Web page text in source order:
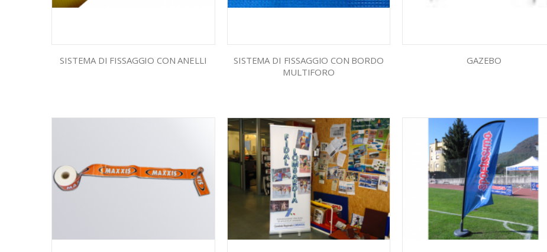
SISTEMA DI FISSAGGIO CON ANELLI
SISTEMA DI FISSAGGIO CON BORDO
MULTIFORO
GAZEBO